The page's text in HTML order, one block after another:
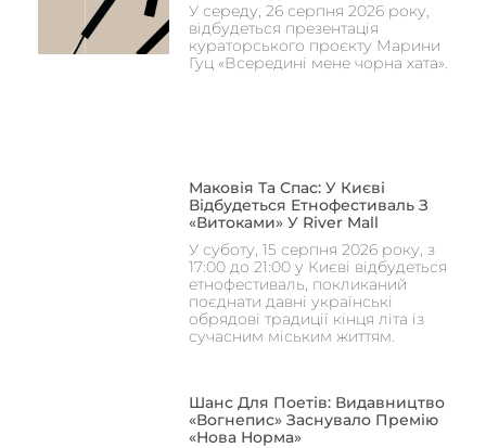
У середу, 26 серпня 2026 року,
відбудеться презентація
кураторського проєкту Марини
Гуц «Всередині мене чорна хата».
Маковія Та Спас: У Києві
Відбудеться Етнофестиваль З
«Витоками» У River Mall
У суботу, 15 серпня 2026 року, з
17:00 до 21:00 у Києві відбудеться
етнофестиваль, покликаний
поєднати давні українські
обрядові традиції кінця літа із
сучасним міським життям.
Шанс Для Поетів: Видавництво
«Вогнепис» Заснувало Премію
«Нова Норма»